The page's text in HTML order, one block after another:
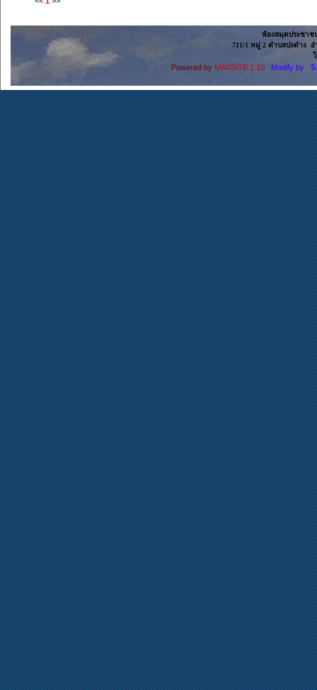
ห้องสมุดประชาช
711/1 หมู่ 2 ตำบลปงตำง อ
Powered by MAXSITE 1.10 Modify by